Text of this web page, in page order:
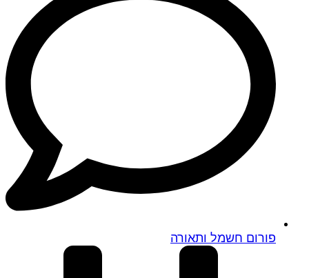
פורום חשמל ותאורה